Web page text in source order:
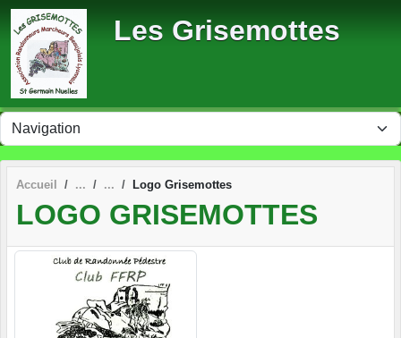
Les Grisemottes
Accueil Logo Grisemottes
LOGO GRISEMOTTES
Panneau de gestion des cookies